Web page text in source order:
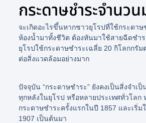
กระดาษชำระจำนวน
จะเกิดอะไรขึ้นหากชาวยุโรปที่ใช้กระดาษ
ห้องน้ำมาทั้งชีวิต ต้องหันมาใช้สายฉีดชำ
ยุโรปใช้กระดาษชำระเฉลี่ย 20 กิโลกกรัม
ต่อสิ่งแวดล้อมอย่างมาก
ปัจจุบัน “กระดาษชำระ”ยังคงเป็นสิ่งจำเ
ทุกหลังในยุโรป หรือหลายประเทศทั่วโลก
กระดาษชำระครั้งแรกในปี 1857 และเริ่
1907 เป็นต้นมา